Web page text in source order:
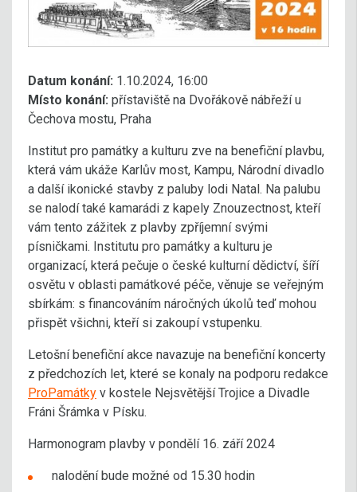
Datum konání: 1.10.2024, 16:00
Místo konání: přístaviště na Dvořákově nábřeží u
Čechova mostu, Praha
Institut pro památky a kulturu zve na benefiční plavbu,
která vám ukáže Karlův most, Kampu, Národní divadlo
a další ikonické stavby z paluby lodi Natal. Na palubu
se nalodí také kamarádi z kapely Znouzectnost, kteří
vám tento zážitek z plavby zpříjemní svými
písničkami. Institutu pro památky a kulturu je
organizací, která pečuje o české kulturní dědictví, šíří
osvětu v oblasti památkové péče, věnuje se veřejným
sbírkám: s financováním náročných úkolů teď mohou
přispět všichni, kteří si zakoupí vstupenku.
Letošní benefiční akce navazuje na benefiční koncerty
z předchozích let, které se konaly na podporu redakce
ProPamátky v kostele Nejsvětější Trojice a Divadle
Fráni Šrámka v Písku.
Harmonogram plavby v pondělí 16. září 2024
nalodění bude možné od 15.30 hodin